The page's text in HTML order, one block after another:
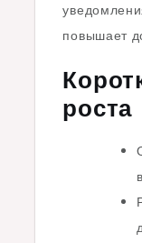
повышает
роста